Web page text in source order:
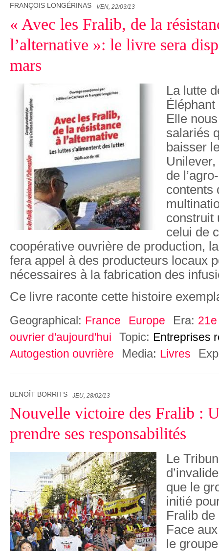
FRANÇOIS LONGÉRINAS VEN, 22/03/13
« Avec les Fralib, de la
l’alternative »: le livre sera
mars
La lutte
Elle
salariés
baisser
de
contents
construit
celui de
coopérative ouvrière de production,
fera appel à des producteurs locaux
nécessaires à la fabrication des
Ce livre raconte cette histoire
Geographical: France Europe Era:
ouvrier d'aujourd'hui
Topic: Entreprises
Autogestion ouvrière
Media: Livres
BENOÎT BORRITS JEU, 28/02/13
Nouvelle victoire des Fralib :
prendre ses responsabilités
Le
que le
initié
Fralib
Face
le